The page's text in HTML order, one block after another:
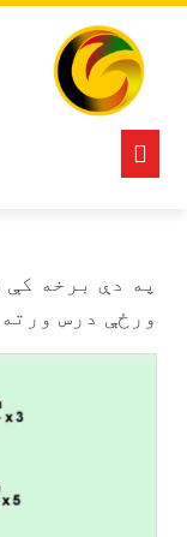
content
ورځې درس